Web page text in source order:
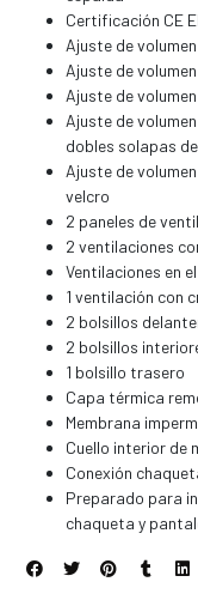
Certificación CE
Ajuste de
Ajuste de
Ajuste de
Ajuste de
dobles solapas
Ajuste de
velcro
2 paneles de
2 ventilaciones
Ventilaciones en
1 ventilación con
2 bolsillos
2 bolsillos
1 bolsillo trasero
Capa térmica
Membrana
Cuello interior de
Conexión
Preparado para
chaqueta y